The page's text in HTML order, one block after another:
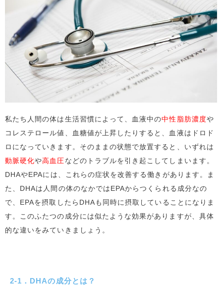
私たち人間の体は生活習慣によって、血液中の中性脂肪濃度や
コレステロール値、血糖値が上昇したりすると、血液はドロド
ロになっていきます。そのままの状態で放置すると、いずれは
動脈硬化や高血圧などのトラブルを引き起こしてしまいます。
DHAやEPAには、これらの症状を改善する働きがあります。ま
た、DHAは人間の体のなかではEPAからつくられる成分なの
で、EPAを摂取したらDHAも同時に摂取していることになりま
す。このふたつの成分には似たような効果がありますが、具体
的な違いをみていきましょう。
2-1．DHAの成分とは？